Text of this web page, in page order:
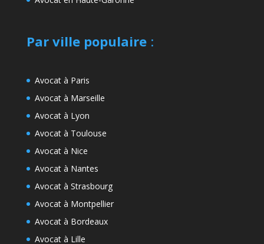
Par ville populaire:
Avocat à Paris
Avocat à Marseille
Avocat à Lyon
Avocat à Toulouse
Avocat à Nice
Avocat à Nantes
Avocat à Strasbourg
Avocat à Montpellier
Avocat à Bordeaux
Avocat à Lille